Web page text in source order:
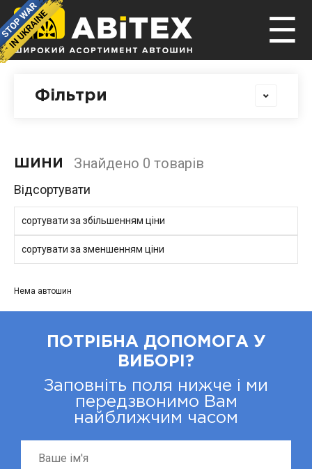
☰
Фільтри
ШИНИ Знайдено 0 товарів
Відсортувати
сортувати за збільшенням ціни
сортувати за зменшенням ціни
Нема автошин
ПОТРІБНА ДОПОМОГА У
ВИБОРІ?
Заповніть поля нижче і ми
передзвонимо Вам
найближчим часом